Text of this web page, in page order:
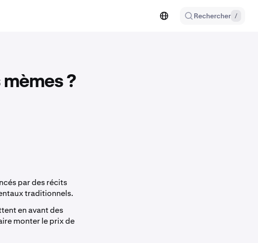
Rechercher /
?
par des récits
traditionnels.
en avant des
monter le prix de